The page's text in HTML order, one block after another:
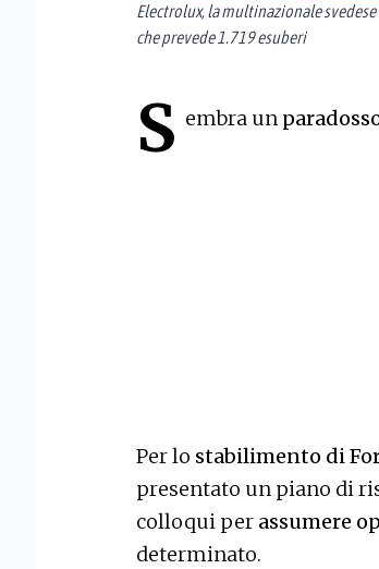
Electrolux, la multinazionale
che prevede 1.719 esuberi
S embra un
Per lo stabilimento di
presentato un piano di
colloqui per assumere
determinato.